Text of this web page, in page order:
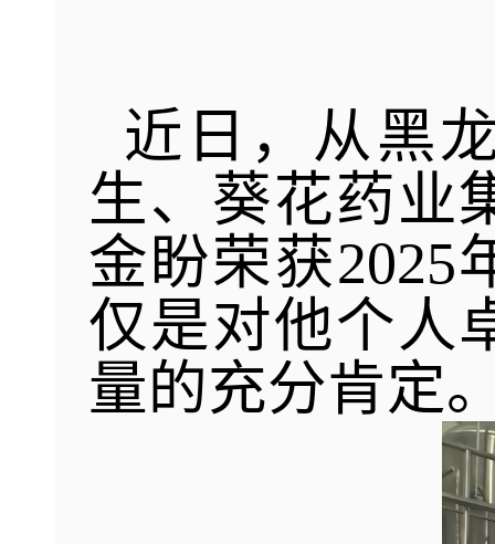
近日，从黑
生、葵花药业
金盼荣获2025
仅是对他个人
量的充分肯定